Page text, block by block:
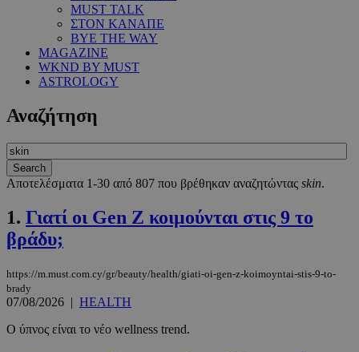
MUST TALK
ΣΤΟΝ ΚΑΝΑΠΕ
BYE THE WAY
MAGAZINE
WKND BY MUST
ASTROLOGY
Αναζήτηση
Αποτελέσματα 1-30 από 807 που βρέθηκαν αναζητώντας skin.
1. Γιατί οι Gen Z κοιμούνται στις 9 το
βράδυ;
https://m.must.com.cy/gr/beauty/health/giati-oi-gen-z-koimoyntai-stis-9-to-
brady
07/08/2026 | HEALTH
Ο ύπνος είναι το νέο wellness trend.